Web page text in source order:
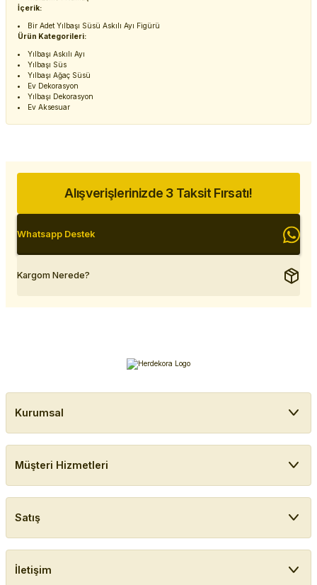
İçerik:
Bir Adet Yılbaşı Süsü Askılı Ayı Figürü
Ürün Kategorileri:
Yılbaşı Askılı Ayı
Yılbaşı Süs
Yılbaşı Ağaç Süsü
Ev Dekorasyon
Yılbaşı Dekorasyon
Ev Aksesuar
Alışverişlerinizde 3 Taksit Fırsatı!
Whatsapp Destek
Kargom Nerede?
Kurumsal
Müşteri Hizmetleri
Satış
İletişim